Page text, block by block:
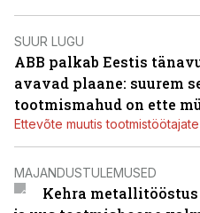
SUUR LUGU
ABB palkab Eestis
avavad plaane: suurem
tootmismahud on ette
Ettevõte muutis
MAJANDUSTULEMUSED
Kehra